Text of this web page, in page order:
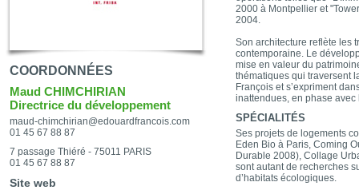
COORDONNÉES
Maud CHIMCHIRIAN
Directrice du développement
maud-chimchirian@edouardfrancois.com
01 45 67 88 87
7 passage Thiéré - 75011 PARIS
01 45 67 88 87
Site web
2000 à Montpellier et
2004.
Son architecture reflète les
contemporaine. Le
mise en valeur du
thématiques qui traversent
François et s’expriment
inattendues, en phase avec
SPÉCIALITÉS
Ses projets de logements
Eden Bio à Paris, Coming
Durable 2008), Collage
sont autant de recherches
d’habitats écologiques.